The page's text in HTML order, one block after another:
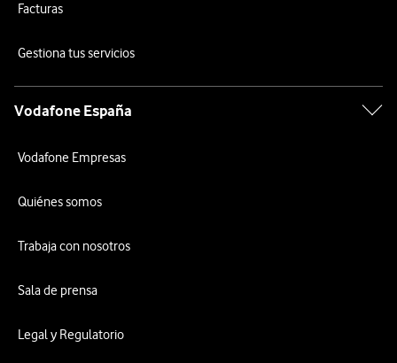
Facturas
Gestiona tus servicios
Vodafone España
Vodafone Empresas
Quiénes somos
Trabaja con nosotros
Sala de prensa
Legal y Regulatorio